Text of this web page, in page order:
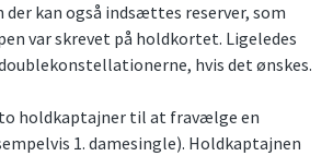
kan også indsættes reserver, som
var skrevet på holdkortet. Ligeledes
hvis det ønskes.
to holdkaptajner til at fravælge en
1. damesingle). Holdkaptajnen